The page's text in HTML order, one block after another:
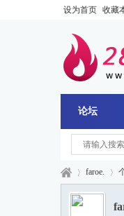
设为首页 收藏
论坛
faroe.